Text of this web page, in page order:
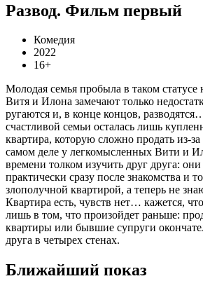
Развод. Фильм первый
Комедия
2022
16+
Молодая семья пробыла в таком статусе
Витя и Илона замечают только
ругаются и, в конце концов,
счастливой семьи осталась лишь
квартира, которую сложно продать из-
самом деле у легкомысленных Вити и
времени толком изучить друг друга:
практически сразу после знакомства и
злополучной квартирой, а теперь не
Квартира есть, чувств нет… кажется,
лишь в том, что произойдет раньше:
квартиры или бывшие супруги
друга в четырех стенах.
Ближайший показ